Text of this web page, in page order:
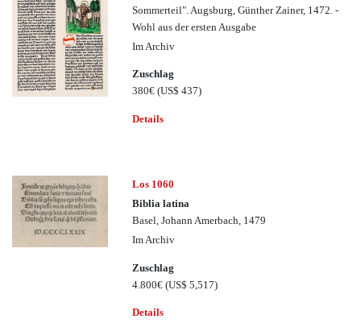
Sommerteil". Augsburg, Günther Zainer, 1472. -
Wohl aus der ersten Ausgabe
Im Archiv
Zuschlag
380€(US$ 437)
Details
Los 1060
Biblia latina
Basel, Johann Amerbach, 1479
Im Archiv
Zuschlag
4.800€(US$ 5,517)
Details